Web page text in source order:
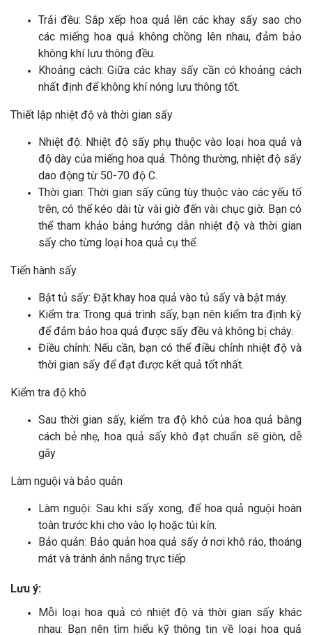
Trải đều: Sắp xếp hoa quả lên các khay sấy sao cho
các miếng hoa quả không chồng lên nhau, đảm bảo
không khí lưu thông đều.
Khoảng cách: Giữa các khay sấy cần có khoảng cách
nhất định để không khí nóng lưu thông tốt.
Thiết lập nhiệt độ và thời gian sấy
Nhiệt độ: Nhiệt độ sấy phụ thuộc vào loại hoa quả và
độ dày của miếng hoa quả. Thông thường, nhiệt độ sấy
dao động từ 50-70 độ C.
Thời gian: Thời gian sấy cũng tùy thuộc vào các yếu tố
trên, có thể kéo dài từ vài giờ đến vài chục giờ. Bạn có
thể tham khảo bảng hướng dẫn nhiệt độ và thời gian
sấy cho từng loại hoa quả cụ thể.
Tiến hành sấy
Bật tủ sấy: Đặt khay hoa quả vào tủ sấy và bật máy.
Kiểm tra: Trong quá trình sấy, bạn nên kiểm tra định kỳ
để đảm bảo hoa quả được sấy đều và không bị cháy.
Điều chỉnh: Nếu cần, bạn có thể điều chỉnh nhiệt độ và
thời gian sấy để đạt được kết quả tốt nhất.
Kiểm tra độ khô
Sau thời gian sấy, kiểm tra độ khô của hoa quả bằng
cách bẻ nhẹ, hoa quả sấy khô đạt chuẩn sẽ giòn, dễ
gãy
Làm nguội và bảo quản
Làm nguội: Sau khi sấy xong, để hoa quả nguội hoàn
toàn trước khi cho vào lọ hoặc túi kín.
Bảo quản: Bảo quản hoa quả sấy ở nơi khô ráo, thoáng
mát và tránh ánh nắng trực tiếp.
Lưu ý:
Mỗi loại hoa quả có nhiệt độ và thời gian sấy khác
nhau: Bạn nên tìm hiểu kỹ thông tin về loại hoa quả